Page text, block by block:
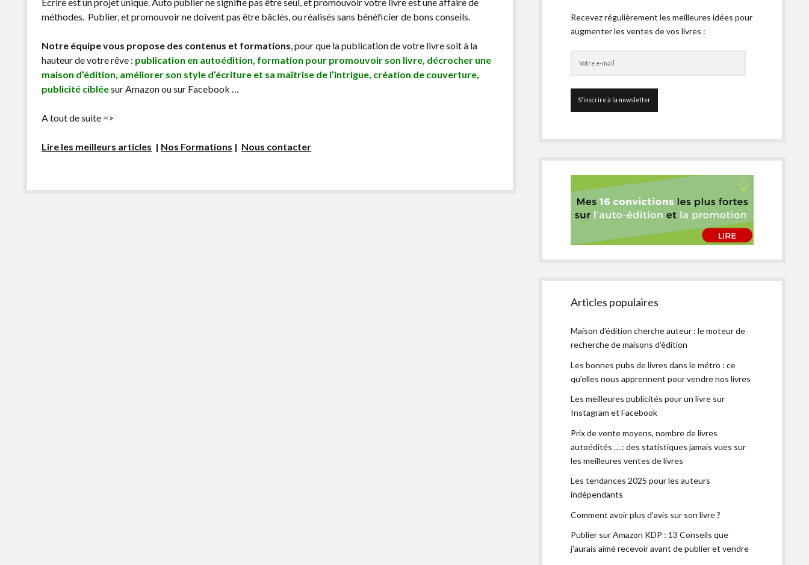
méthodes. Publier, et promouvoir ne doivent pas être bâclés, ou réalisés sans bénéficier de bons conseils.
Notre équipe vous propose des contenus et formations, pour que la publication de votre livre soit à la
hauteur de votre rêve : publication en autoédition, formation pour promouvoir son livre, décrocher une
maison d’édition, améliorer son style d’écriture et sa maîtrise de l’intrigue, création de couverture,
publicité cibléesur Amazon ou sur Facebook …
A tout de suite =>
Lire les meilleurs articles | Nos Formations | Nous contacter
Recevez régulièrement les meilleures idées pour
augmenter les ventes de vos livres :
Articles populaires
Maison d’édition cherche auteur : le moteur de
recherche de maisons d’édition
Les bonnes pubs de livres dans le métro : ce
qu’elles nous apprennent pour vendre nos livres
Les meilleures publicités pour un livre sur
Instagram et Facebook
Prix de vente moyens, nombre de livres
autoédités … : des statistiques jamais vues sur
les meilleures ventes de livres
Les tendances 2025 pour les auteurs
indépendants
Comment avoir plus d’avis sur son livre ?
Publier sur Amazon KDP : 13 Conseils que
j’aurais aimé recevoir avant de publier et vendre